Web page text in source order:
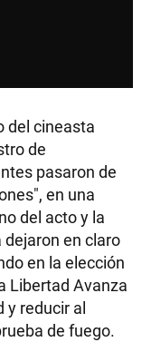
del cineasta
de
pasaron de
en una
del acto y la
en claro
en la elección
Libertad Avanza
y reducir al
de fuego.